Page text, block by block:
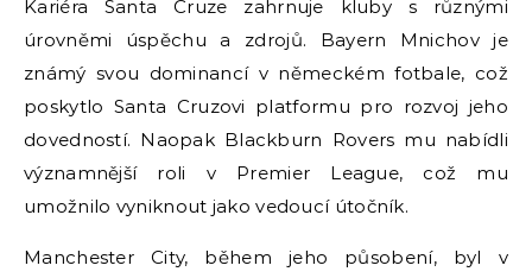
Kariéra Santa Cruze zahrnuje kluby s různými
úrovněmi úspěchu a zdrojů. Bayern Mnichov je
známý svou dominancí v německém fotbale, což
poskytlo Santa Cruzovi platformu pro rozvoj jeho
dovedností. Naopak Blackburn Rovers mu nabídli
významnější roli v Premier League, což mu
umožnilo vyniknout jako vedoucí útočník.
Manchester City, během jeho působení, byl v